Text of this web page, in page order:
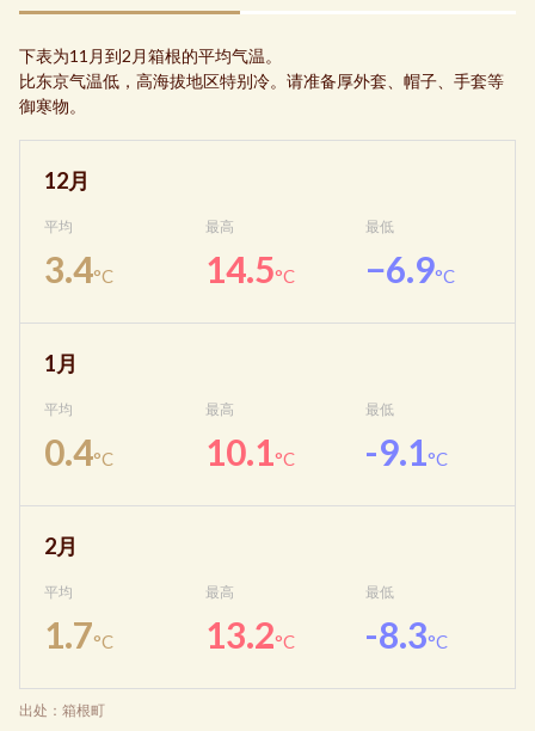
下表为11月到2月箱根的平均气温。
比东京气温低，高海拔地区特别冷。请准备厚外套、帽子、手套等
御寒物。
12月
平均
3.4°C
最高
14.5°C
最低
−6.9°C
1月
平均
0.4°C
最高
10.1°C
最低
-9.1°C
2月
平均
1.7°C
最高
13.2°C
最低
-8.3°C
出处：箱根町